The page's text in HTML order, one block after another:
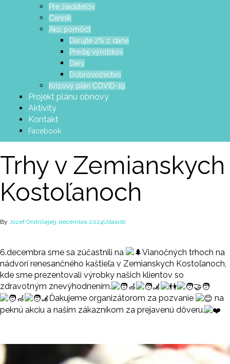
Pre žiadateľov
Cenník
Ako pomôcť
Darujte 2% z dane
Predaj výrobkov
Dary
Dobrovoľníctvo
Krízový plán COVID-19
Projekt plánu obnovy
Aktivity
Kontakt
Facebook
Trhy v Zemianskych
Kostoľanoch
By Jozef Ondrišeje9. decembra 2024Udalosti
6.decembra sme sa zúčastnili na
Vianočných trhoch na
nádvorí renesančného kaštieľa v Zemianskych Kostoľanoch,
kde sme prezentovali výrobky našich klientov so
zdravotným znevýhodnením.
Ďakujeme organizátorom za pozvanie
na
peknú akciu a našim zákazníkom za prejavenú dôveru.